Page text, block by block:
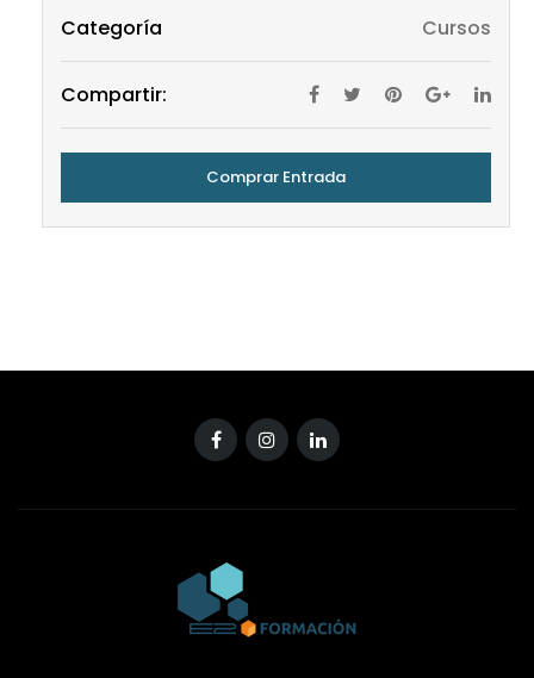
Categoría Cursos
Compartir:
Comprar Entrada
E2 Formacion
https://www.e2formacion.com